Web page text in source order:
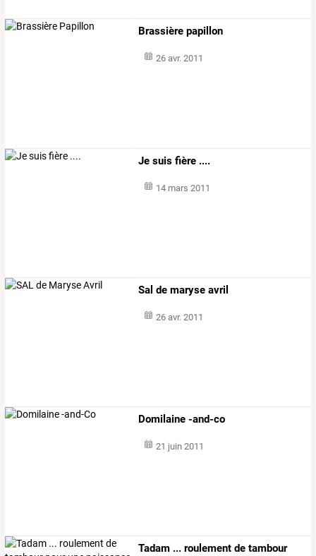
Brassière papillon
26 avr. 2011
Je suis fière ....
14 mars 2011
Sal de maryse avril
26 avr. 2011
Domilaine -and-co
21 juin 2011
Tadam ... roulement de tambour